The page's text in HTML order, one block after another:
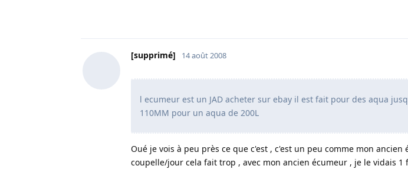
[supprimé] 14 août 2008
l ecumeur est un JAD acheter sur ebay il est fait pour des aqua
110MM pour un aqua de 200L
Oué je vois à peu près ce que c'est , c'est un peu comme mon
coupelle/jour cela fait trop , avec mon ancien écumeur , je le vidais 1